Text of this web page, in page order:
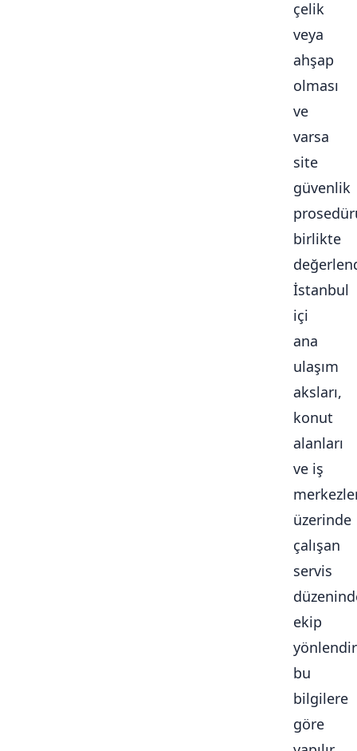
çelik
veya
ahşap
olması
ve
varsa
site
güvenlik
birlikte
İstanbul
içi
ana
ulaşım
aksları,
konut
alanları
ve iş
üzerinde
çalışan
servis
ekip
bu
bilgilere
göre